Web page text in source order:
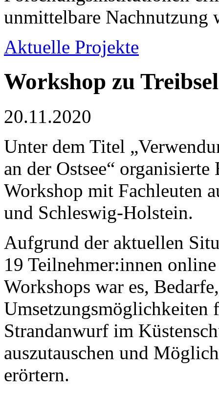
unmittelbare Nachnutzung
Aktuelle Projekte
Workshop zu
20.11.2020
Unter dem Titel
an der Ostsee“
Workshop mit Fachleuten
und Schleswig-Holstein.
Aufgrund der aktuellen
19 Teilnehmer:innen
Workshops war es,
Umsetzungsmöglichkeiten
Strandanwurf im
auszutauschen und
erörtern.